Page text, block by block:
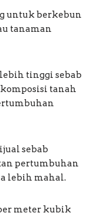
untuk berkebun
tanaman
tinggi sebab
tanah
sebab
pertumbuhan
lebih mahal.
meter kubik